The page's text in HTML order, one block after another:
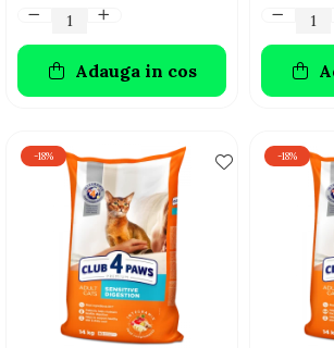
Adauga in cos
-18% -18%